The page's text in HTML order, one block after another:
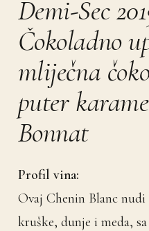
Demi-Sec
Čokoladno
mliječna
puter
Bonnat
Profil vina:
Ovaj Chenin Blanc
kruške, dunje i meda,